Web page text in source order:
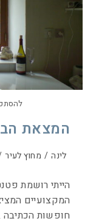
המצאת
לינה / מחוץ לעיר
הייתי רושמת
המקצועיים
חופשות